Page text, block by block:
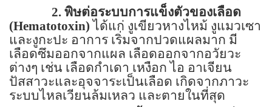
2. พิษต่อระบบการแข็งตัวของเลือด
(Hematotoxin)ได้แก่ งูเขียวหางไหม้ งูแมวเซา
และงูกะปะ อาการ เริ่มจากปวดแผลมาก มี
เลือดซึมออกจากแผล เลือดออกจากอวัยวะ
ต่างๆ เช่น เลือดกำเดา เหงือก ไอ อาเจียน
ปัสสาวะและอุจจาระเป็นเลือด เกิดจากภาวะ
ระบบไหลเวียนล้มเหลว และตายในที่สุด